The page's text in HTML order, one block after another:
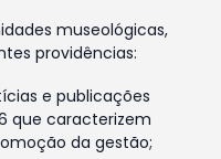
museológicas,
providências:
e publicações
que caracterizem
da gestão;